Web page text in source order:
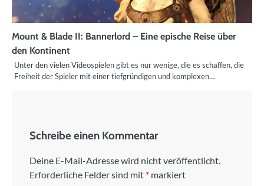
Mount & Blade II: Bannerlord – Eine epische Reise über
den Kontinent
Unter den vielen Videospielen gibt es nur wenige, die es schaffen, die
Freiheit der Spieler mit einer tiefgründigen und komplexen…
Schreibe einen Kommentar
Deine E-Mail-Adresse wird nicht veröffentlicht.
Erforderliche Felder sind mit * markiert